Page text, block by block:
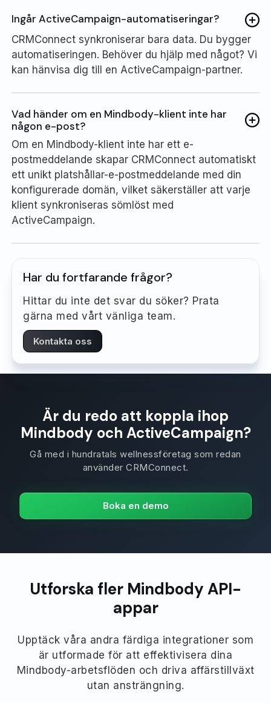
Ingår ActiveCampaign-automatiseringar?
CRMConnect synkroniserar bara data. Du bygger
automatiseringen. Behöver du hjälp med något? Vi
kan hänvisa dig till en ActiveCampaign-partner.
Vad händer om en Mindbody-klient inte har
någon e-post?
Om en Mindbody-klient inte har ett e-
postmeddelande skapar CRMConnect automatiskt
ett unikt platshållar-e-postmeddelande med din
konfigurerade domän, vilket säkerställer att varje
klient synkroniseras sömlöst med
ActiveCampaign.
Har du fortfarande frågor?
Hittar du inte det svar du söker? Prata
gärna med vårt vänliga team.
Kontakta oss
Är du redo att koppla ihop
Mindbody och ActiveCampaign?
Gå med i hundratals wellnessföretag som redan
använder CRMConnect.
Boka en demo
Utforska fler Mindbody API-
appar
Upptäck våra andra färdiga integrationer som
är utformade för att effektivisera dina
Mindbody-arbetsflöden och driva affärstillväxt
utan ansträngning.